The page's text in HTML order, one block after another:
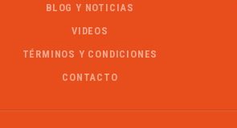
BLOG Y NOTICIAS
VIDEOS
TÉRMINOS Y CONDICIONES
CONTACTO